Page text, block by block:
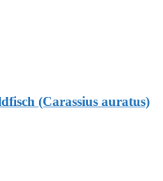
(Carassius auratus)